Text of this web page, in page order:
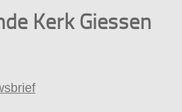
Kerk Giessen